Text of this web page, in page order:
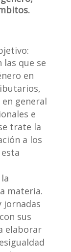
las que se
en
general
e
trate la
a los
materia.
jornadas
sus
elaborar